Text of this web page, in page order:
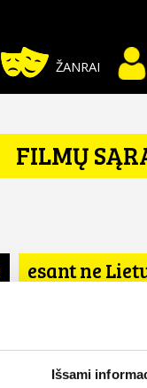
Išsami
ŽANRAI
FILMŲ
esant ne